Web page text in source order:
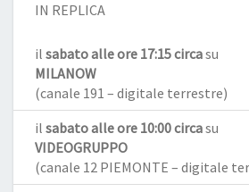
IN REPLICA
il sabato alle ore 17:15 circasu
MILANOW
(canale 191 – digitale terrestre)
il sabato alle ore 10:00 circasu
VIDEOGRUPPO
(canale 12 PIEMONTE – digitale